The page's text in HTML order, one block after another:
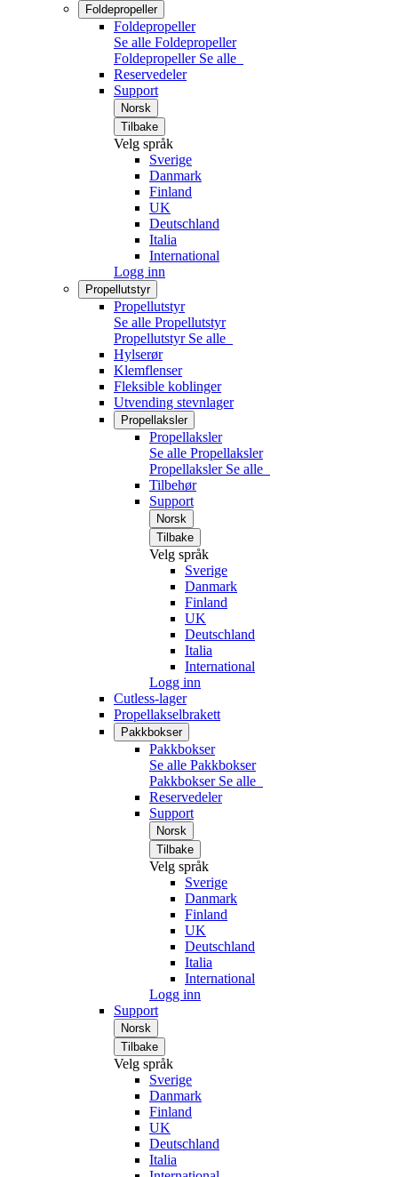
Foldepropeller
Foldepropeller
Se alle Foldepropeller
Foldepropeller Se alle
Reservedeler
Support
Norsk
Tilbake
Velg språk
Sverige
Danmark
Finland
UK
Deutschland
Italia
International
Logg inn
Propellutstyr
Propellutstyr
Se alle Propellutstyr
Propellutstyr Se alle
Hylserør
Klemflenser
Fleksible koblinger
Utvending stevnlager
Propellaksler
Propellaksler
Se alle Propellaksler
Propellaksler Se alle
Tilbehør
Support
Norsk
Tilbake
Velg språk
Sverige
Danmark
Finland
UK
Deutschland
Italia
International
Logg inn
Cutless-lager
Propellakselbrakett
Pakkbokser
Pakkbokser
Se alle Pakkbokser
Pakkbokser Se alle
Reservedeler
Support
Norsk
Tilbake
Velg språk
Sverige
Danmark
Finland
UK
Deutschland
Italia
International
Logg inn
Support
Norsk
Tilbake
Velg språk
Sverige
Danmark
Finland
UK
Deutschland
Italia